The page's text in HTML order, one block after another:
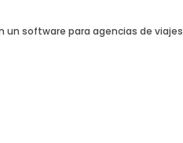
software para agencias de viajes